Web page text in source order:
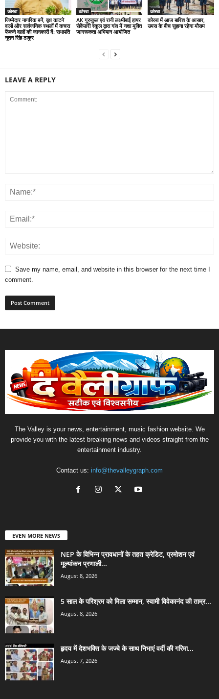
कोरबा
जिम्मेदार नागरिक बनें, वृक्ष काटने
वालों और सार्वजनिक स्थलों में कचरा
फेंकने वालों की जानकारी दें: सभापति
नूतन सिंह ठाकुर
कोरबा
AK गुरुकुल एवं रानी लक्ष्मीबाई हायर
सेकेंडरी स्कूल द्वारा गांव में नशा मुक्ति
जागरूकता अभियान आयोजित
कोरबा
कोरबा में आज बारिश के आसार,
उमस के बीच सुहाना रहेगा मौसम
LEAVE A REPLY
Save my name, email, and website in this browser for the next time I
comment.
The Valley is your news, entertainment, music fashion website. We
provide you with the latest breaking news and videos straight from the
entertainment industry.
Contact us: info@thevalleygraph.com
EVEN MORE NEWS
NEP के विभिन्न प्रावधानों के तहत क्रेडिट, प्रमोशन एवं
मूल्यांकन प्रणाली...
August 8, 2026
5 साल के परिश्रम को मिला सम्मान, स्वामी विवेकानंद की ताम्र...
August 8, 2026
हृदय में देशभक्ति के जज्बे के साथ निभाएं वर्दी की गरिमा...
August 7, 2026